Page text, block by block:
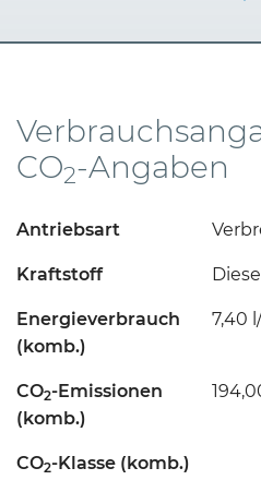
CO2-Angaben
Antriebsart
Kraftstoff Diesel
Energieverbrauch
(komb.)
7,40
CO2-Emissionen
(komb.)
CO2-Klasse (komb.)